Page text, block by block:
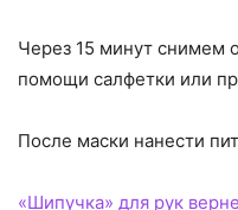
Через 15 минут снимем
помощи салфетки или
После маски нанести
«Шипучка» для рук